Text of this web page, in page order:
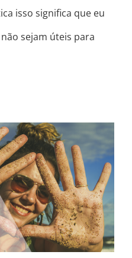
isso significa que eu
sejam úteis para
ELOGIO * DEZ
PRA 2018 *
2